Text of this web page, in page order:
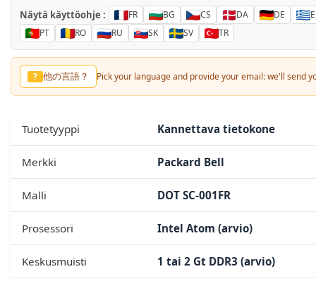
Näytä käyttöohje : FR BG CS DA DE
PT
RO RU SK SV TR
? 其他语言？ Pick your language and provide your email: we'll send
Tuotetyyppi Kannettava tietokone
Merkki Packard Bell
Malli DOT SC-001FR
Prosessori Intel Atom (arvio)
Keskusmuisti 1 tai 2 Gt DDR3 (arvio)